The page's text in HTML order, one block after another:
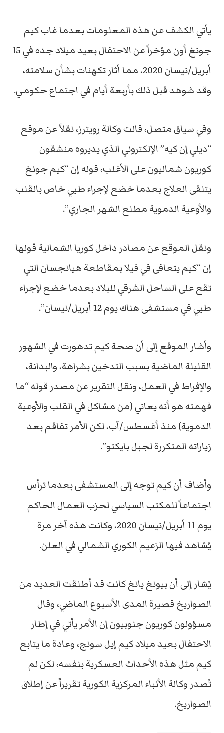
يأتي الكشف عن هذه المعلومات بعدما غاب كيم
جونغ أون مؤخراً عن الاحتفال بعيد ميلاد جده في 15
أبريل/نيسان 2020، مما أثار تكهنات بشأن سلامته،
وقد شوهد قبل ذلك بأربعة أيام في اجتماع حكومي.
وفي سياق متصل، قالت وكالة رويترز، نقلاً عن موقع
“ديلي إن كيه” الإلكتروني الذي يديروه منشقون
كوريون شماليون على الأغلب، قوله إن “كيم جونغ
يتلقى العلاج بعدما خضع لإجراء طبي خاص بالقلب
والأوعية الدموية مطلع الشهر الجاري”.
ونقل الموقع عن مصادر داخل كوريا الشمالية قولها
إن “كيم يتعافى في فيلا بمقاطعة هيانجسان التي
تقع على الساحل الشرقي للبلاد بعدما خضع لإجراء
طبي في مستشفى هناك يوم 12 أبريل/نيسان”.
وأشار الموقع إلى أن صحة كيم تدهورت في الشهور
القليلة الماضية بسبب التدخين بشراهة، والبدانة،
والإفراط في العمل، ونقل التقرير عن مصدر قوله “ما
فهمته هو أنه يعاني (من مشاكل في القلب والأوعية
الدموية) منذ أغسطس/آب، لكن الأمر تفاقم بعد
زياراته المتكررة لجبل بايكتو”.
وأضاف أن كيم توجه إلى المستشفى بعدما ترأس
اجتماعاً للمكتب السياسي لحزب العمال الحاكم
يوم 11 أبريل/نيسان 2020، وكانت هذه آخر مرة
يُشاهد فيها الزعيم الكوري الشمالي في العلن.
يُشار إلى أن بيونغ يانغ كانت قد أطلقت العديد من
الصواريخ قصيرة المدى الأسبوع الماضي، وقال
مسؤولون كوريون جنوبيون إن الأمر يأتي في إطار
الاحتفال بعيد ميلاد كيم إيل سونج، وعادة ما يتابع
كيم مثل هذه الأحداث العسكرية بنفسه، لكن لم
تُصدر وكالة الأنباء المركزية الكورية تقريراً عن إطلاق
الصواريخ.